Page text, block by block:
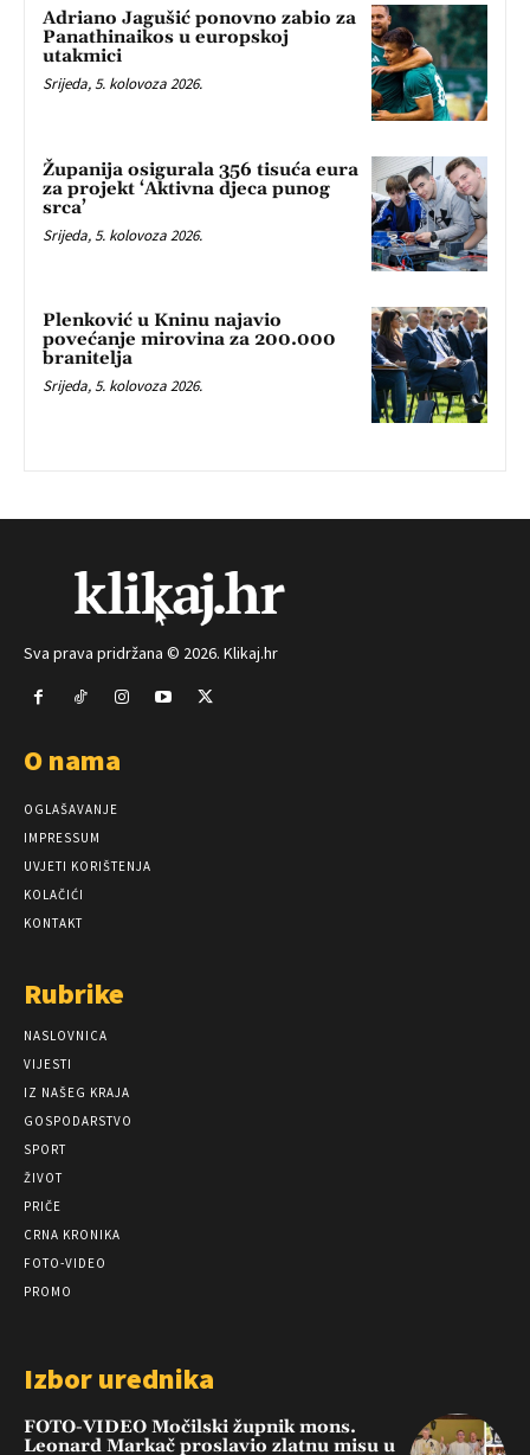
Adriano Jagušić ponovno zabio za
Panathinaikos u europskoj
utakmici
Srijeda, 5. kolovoza 2026.
Županija osigurala 356 tisuća eura
za projekt ‘Aktivna djeca punog
srca’
Srijeda, 5. kolovoza 2026.
Plenković u Kninu najavio
povećanje mirovina za 200.000
branitelja
Srijeda, 5. kolovoza 2026.
Sva prava pridržana © 2026. Klikaj.hr
O nama
OGLAŠAVANJE
IMPRESSUM
UVJETI KORIŠTENJA
KOLAČIĆI
KONTAKT
Rubrike
NASLOVNICA
VIJESTI
IZ NAŠEG KRAJA
GOSPODARSTVO
SPORT
ŽIVOT
PRIČE
CRNA KRONIKA
FOTO-VIDEO
PROMO
Izbor urednika
FOTO-VIDEO Močilski župnik mons.
Leonard Markač proslavio zlatnu misu u